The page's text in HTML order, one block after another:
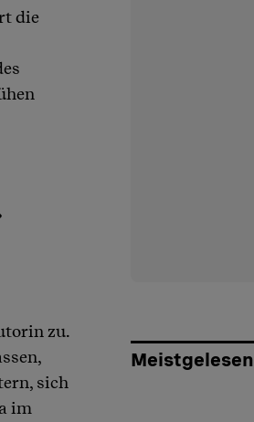
die
zu.
sich
im
Meistgelesen